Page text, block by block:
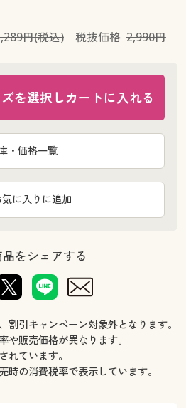
円(税込)税抜価格 2,990円
を選択しカートに入れる
気に入りに追加
・価格一覧
品をシェアする
引キャンペーン対象外となります。
販売価格が異なります。
ています。
の消費税率で表示しています。